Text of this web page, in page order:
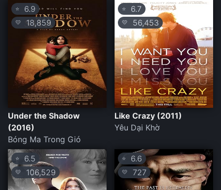
⭐ 6.9
💛 18,859
Under the Shadow
(2016)
Bóng Ma Trong Gió
⭐ 6.7
💛 56,453
Like Crazy (2011)
Yêu Dại Khờ
⭐ 6.5
💛 106,529
⭐ 6.6
💛 727